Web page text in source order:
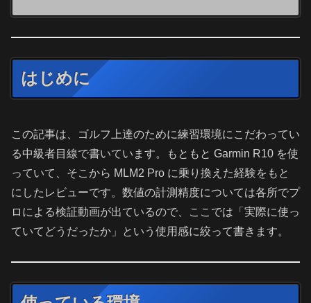
はじめに
この記事は、ゴルフ上達のために練習環境にこだわってい
る中級者目線で書いています。もともと Garmin R10 を使
っていて、そこから MLM2 Pro に乗り換えた経験をもと
にしたレビューです。数値の計測精度については各所でプ
ロによる検証動画が出ているので、ここでは「実際に使っ
ていてどうだったか」という使用感に絞って書きます。